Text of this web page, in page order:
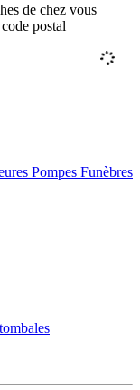
de chez vous
postal
Pompes Funèbres